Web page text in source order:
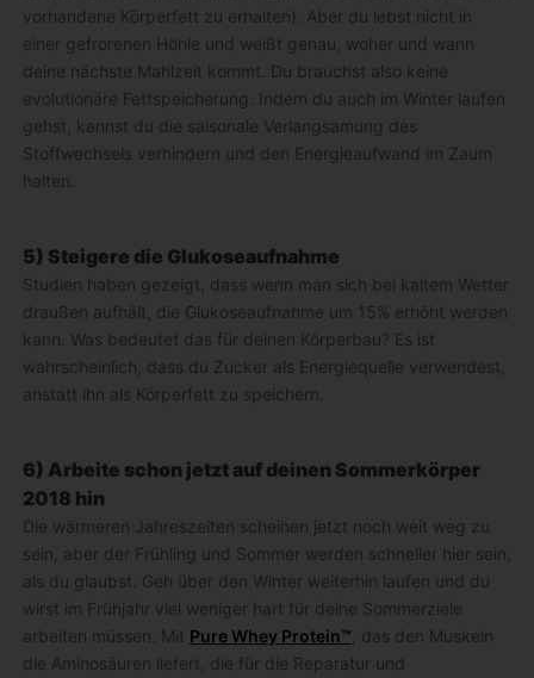
vorhandene Körperfett zu erhalten). Aber du lebst nicht in
einer gefrorenen Höhle und weißt genau, woher und wann
deine nächste Mahlzeit kommt. Du brauchst also keine
evolutionäre Fettspeicherung. Indem du auch im Winter laufen
gehst, kannst du die saisonale Verlangsamung des
Stoffwechsels verhindern und den Energieaufwand im Zaum
halten.
5) Steigere die Glukoseaufnahme
Studien haben gezeigt, dass wenn man sich bei kaltem Wetter
draußen aufhält, die Glukoseaufnahme um 15% erhöht werden
kann. Was bedeutet das für deinen Körperbau? Es ist
wahrscheinlich, dass du Zucker als Energiequelle verwendest,
anstatt ihn als Körperfett zu speichern.
6) Arbeite schon jetzt auf deinen Sommerkörper
2018 hin
Die wärmeren Jahreszeiten scheinen jetzt noch weit weg zu
sein, aber der Frühling und Sommer werden schneller hier sein,
als du glaubst. Geh über den Winter weiterhin laufen und du
wirst im Frühjahr viel weniger hart für deine Sommerziele
arbeiten müssen. Mit Pure Whey Protein™ , das den Muskeln
die Aminosäuren liefert, die für die Reparatur und